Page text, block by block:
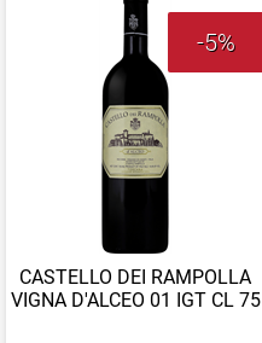
-5%
CASTELLO DEI RAMPOLLA
VIGNA D'ALCEO 01 IGT CL 75